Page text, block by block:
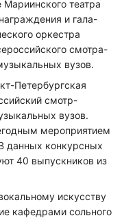
театра
и гала-
оркестра
смотра-
вузов.
Петербургская
смотр-
вузов.
мероприятием
данных конкурсных
40 выпускников из
искусству
кафедрами сольного